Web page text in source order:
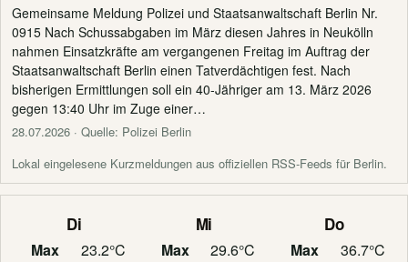
Gemeinsame Meldung Polizei und Staatsanwaltschaft Berlin Nr.
0915 Nach Schussabgaben im März diesen Jahres in Neukölln
nahmen Einsatzkräfte am vergangenen Freitag im Auftrag der
Staatsanwaltschaft Berlin einen Tatverdächtigen fest. Nach
bisherigen Ermittlungen soll ein 40-Jähriger am 13. März 2026
gegen 13:40 Uhr im Zuge einer…
28.07.2026 · Quelle: Polizei Berlin
Lokal eingelesene Kurzmeldungen aus offiziellen RSS-Feeds für Berlin.
Di
Max
23.2°C
Mi
Max
29.6°C
Do
Max
36.7°C